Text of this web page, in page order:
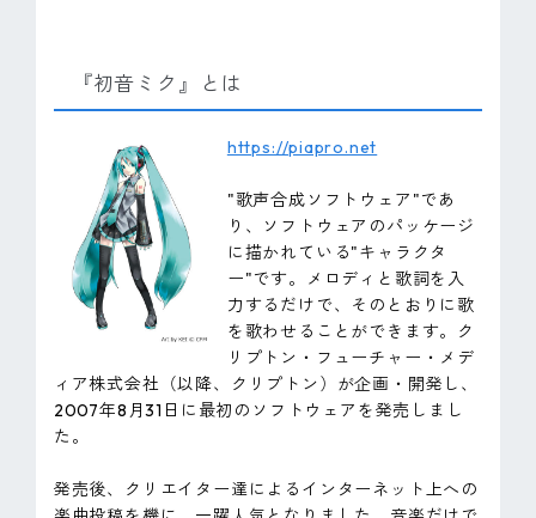
『初音ミク』とは
https://piapro.net
"歌声合成ソフトウェア"であ
り、ソフトウェアのパッケージ
に描かれている"キャラクタ
ー"です。メロディと歌詞を入
力するだけで、そのとおりに歌
を歌わせることができます。ク
リプトン・フューチャー・メデ
ィア株式会社（以降、クリプトン）が企画・開発し、
2007年8月31日に最初のソフトウェアを発売しまし
た。
発売後、クリエイター達によるインターネット上への